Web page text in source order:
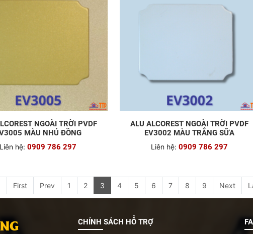
NGOÀI TRỜI PVDF
MÀU NHỦ ĐỒNG
Liên hệ: 0909 786 297
ALU ALCOREST NGOÀI TRỜI PVDF
EV3002 MÀU TRẮNG SỮA
Liên hệ: 0909 786 297
First Prev 1 2 3 4 5 6 7 8 9 Next
CHÍNH SÁCH HỖ TRỢ